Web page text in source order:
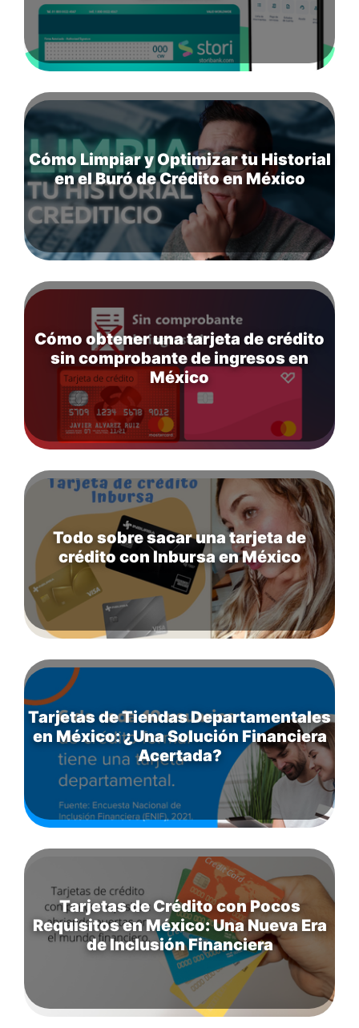
Cómo Limpiar y Optimizar tu Historial
en el Buró de Crédito en México
Cómo obtener una tarjeta de crédito
sin comprobante de ingresos en
México
Todo sobre sacar una tarjeta de
crédito con Inbursa en México
Tarjetas de Tiendas Departamentales
en México: ¿Una Solución Financiera
Acertada?
Tarjetas de Crédito con Pocos
Requisitos en México: Una Nueva Era
de Inclusión Financiera